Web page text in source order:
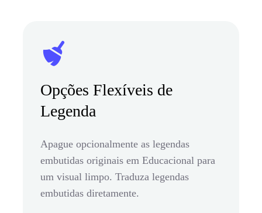
Opções Flexíveis de
Legenda
Apague opcionalmente as legendas
embutidas originais em Educacional para
um visual limpo. Traduza legendas
embutidas diretamente.